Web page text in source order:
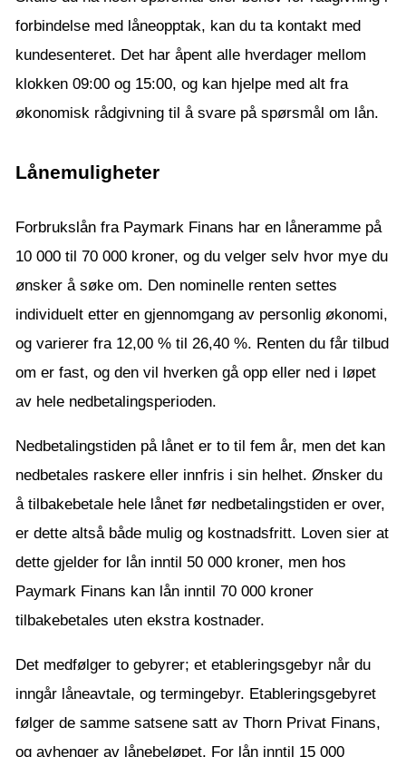
forbindelse med låneopptak, kan du ta kontakt med
kundesenteret. Det har åpent alle hverdager mellom
klokken 09:00 og 15:00, og kan hjelpe med alt fra
økonomisk rådgivning til å svare på spørsmål om lån.
Lånemuligheter
Forbrukslån fra Paymark Finans har en låneramme på
10 000 til 70 000 kroner, og du velger selv hvor mye du
ønsker å søke om. Den nominelle renten settes
individuelt etter en gjennomgang av personlig økonomi,
og varierer fra 12,00 % til 26,40 %. Renten du får tilbud
om er fast, og den vil hverken gå opp eller ned i løpet
av hele nedbetalingsperioden.
Nedbetalingstiden på lånet er to til fem år, men det kan
nedbetales raskere eller innfris i sin helhet. Ønsker du
å tilbakebetale hele lånet før nedbetalingstiden er over,
er dette altså både mulig og kostnadsfritt. Loven sier at
dette gjelder for lån inntil 50 000 kroner, men hos
Paymark Finans kan lån inntil 70 000 kroner
tilbakebetales uten ekstra kostnader.
Det medfølger to gebyrer; et etableringsgebyr når du
inngår låneavtale, og termingebyr. Etableringsgebyret
følger de samme satsene satt av Thorn Privat Finans,
og avhenger av lånebeløpet. For lån inntil 15 000